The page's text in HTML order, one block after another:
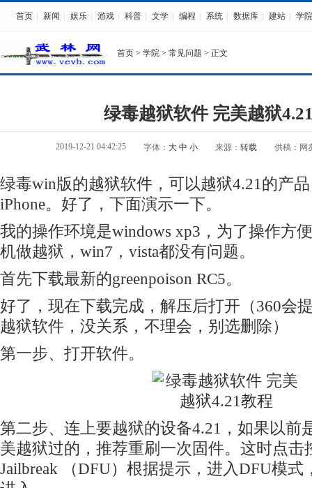
首页 新闻 娱乐 游戏 科普 文学 编程 系统 数据库 建站 学院
首页 > 学院 > 常见问题 > 正文
绿毒越狱软件 完美越狱
2019-12-21 04:42:25 字体： 大 中 小 来源： 转载 供稿：网
绿毒win版的越狱软件，可以越狱4.21的产
iPhone。好了，下面演示一下。
我的操作环境是windows xp3，为了操作方
机做越狱，win7，vista都没有问题。
首先下载最新的greenpoison RC5。
好了，现在下载完成，解压后打开（360会
越狱软件，没关系，不理会，别选删除）
第一步、打开软件。
第二步、连上要越狱的设备4.21，如果以前
美越狱过的，推荐重刷一次固件。这时点击
Jailbreak （DFU）根据提示，进入DFU模